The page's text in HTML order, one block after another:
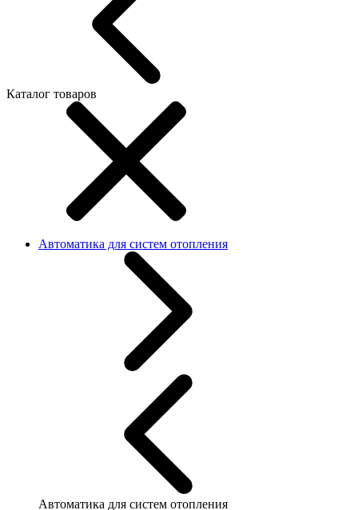
Каталог товаров
Автоматика для систем отопления
Автоматика для систем отопления